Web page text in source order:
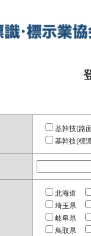
基幹技(路
基幹技(標
北海道
埼玉県
岐阜県
鳥取県